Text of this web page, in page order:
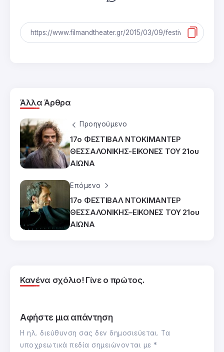
Άλλα Άρθρα
Προηγούμενο
17ο ΦΕΣΤΙΒΑΛ ΝΤΟΚΙΜΑΝΤΕΡ
ΘΕΣΣΑΛΟΝΙΚΗΣ-ΕΙΚΟΝΕΣ ΤΟΥ 21ου
ΑΙΩΝΑ
Επόμενο
17ο ΦΕΣΤΙΒΑΛ ΝΤΟΚΙΜΑΝΤΕΡ
ΘΕΣΣΑΛΟΝΙΚΗΣ–ΕΙΚΟΝΕΣ ΤΟΥ 21ου
ΑΙΩΝΑ
Κανένα σχόλιο! Γίνε ο πρώτος.
Αφήστε μια απάντηση
Η ηλ. διεύθυνση σας δεν δημοσιεύεται. Τα
υποχρεωτικά πεδία σημειώνονται με *